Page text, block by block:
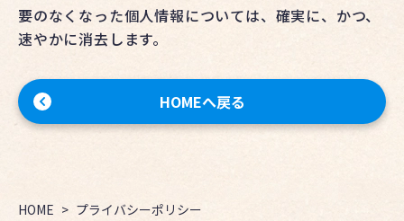
要のなくなった個人情報については、確実に、かつ、
速やかに消去します。
HOMEへ戻る
HOME プライバシーポリシー